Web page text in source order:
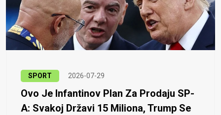
SPORT 2026-07-29
Ovo Je Infantinov Plan Za Prodaju SP-
A: Svakoj Državi 15 Miliona, Trump Se